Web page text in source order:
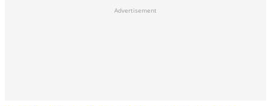
Advertisement